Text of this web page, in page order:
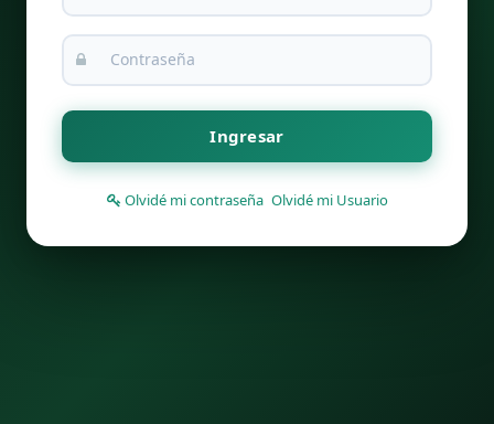
Ingresar
Olvidé mi contraseña Olvidé mi Usuario